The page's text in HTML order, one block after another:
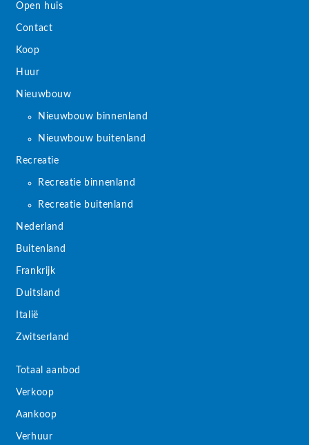
Open huis
Contact
Koop
Huur
Nieuwbouw
Nieuwbouw binnenland
Nieuwbouw buitenland
Recreatie
Recreatie binnenland
Recreatie buitenland
Nederland
Buitenland
Frankrijk
Duitsland
Italië
Zwitserland
Totaal aanbod
Verkoop
Aankoop
Verhuur